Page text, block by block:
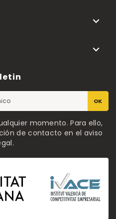


OK
momento. Para ello,
de contacto en el aviso